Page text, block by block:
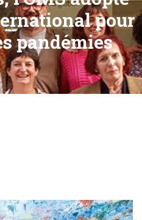
pour
pandémies